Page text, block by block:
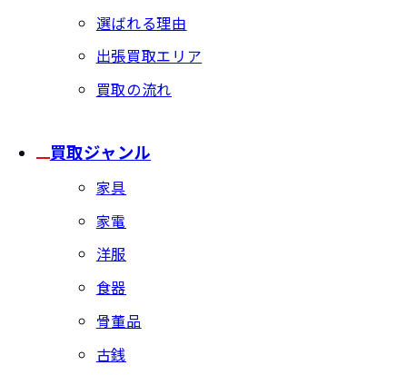
選ばれる理由
出張買取エリア
買取の流れ
買取ジャンル
家具
家電
洋服
食器
骨董品
古銭